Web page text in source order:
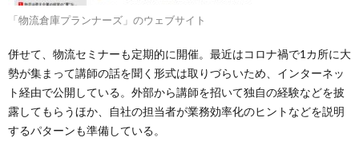
「物流倉庫プランナーズ」のウェブサイト
併せて、物流セミナーも定期的に開催。最近はコロナ禍で1カ所に大
勢が集まって講師の話を聞く形式は取りづらいため、インターネッ
ト経由で公開している。外部から講師を招いて独自の経験などを披
露してもらうほか、自社の担当者が業務効率化のヒントなどを説明
するパターンも準備している。